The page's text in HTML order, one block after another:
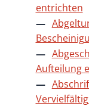
entrichten
Aufteilung